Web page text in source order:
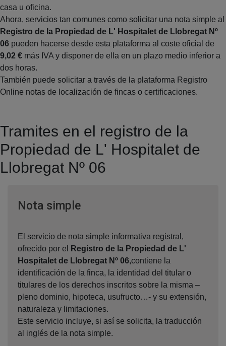
casa u oficina.
Ahora, servicios tan comunes como solicitar una nota simple al
Registro de la Propiedad de L' Hospitalet de Llobregat Nº
06 pueden hacerse desde esta plataforma al coste oficial de
9,02 € más IVA y disponer de ella en un plazo medio inferior a
dos horas.
También puede solicitar a través de la plataforma Registro
Online notas de localización de fincas o certificaciones.
Tramites en el registro de la
Propiedad de L' Hospitalet de
Llobregat Nº 06
Nota simpleVentana nueva
El servicio de nota simple informativa registral,
ofrecido por el
Registro de la Propiedad de L'
Hospitalet de Llobregat Nº 06,contiene la
identificación de la finca, la identidad del titular o
titulares de los derechos inscritos sobre la misma –
pleno dominio, hipoteca, usufructo…- y su extensión,
naturaleza y limitaciones.
Este servicio incluye, si así se solicita, la traducción
al inglés de la nota simple.